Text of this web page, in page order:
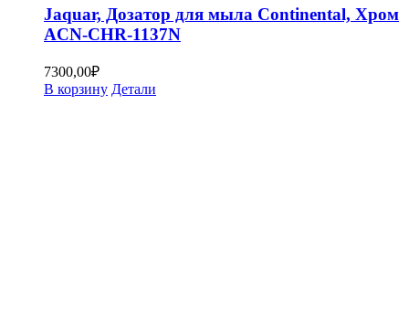
Jaquar, Дозатор для мыла Continental, Хром
ACN-CHR-1137N
7300,00₽
В корзину Детали